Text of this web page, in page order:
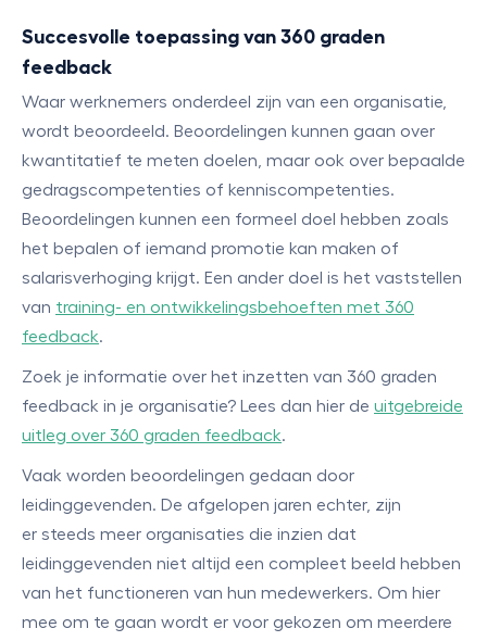
Succesvolle toepassing van 360 graden
feedback
Waar werknemers onderdeel zijn van een organisatie,
wordt beoordeeld. Beoordelingen kunnen gaan over
kwantitatief te meten doelen, maar ook over bepaalde
gedragscompetenties of kenniscompetenties.
Beoordelingen kunnen een formeel doel hebben zoals
het bepalen of iemand promotie kan maken of
salarisverhoging krijgt. Een ander doel is het vaststellen
van training- en ontwikkelingsbehoeften met 360
feedback.
Zoek je informatie over het inzetten van 360 graden
feedback in je organisatie? Lees dan hier de uitgebreide
uitleg over 360 graden feedback.
Vaak worden beoordelingen gedaan door
leidinggevenden. De afgelopen jaren echter, zijn
er steeds meer organisaties die inzien dat
leidinggevenden niet altijd een compleet beeld hebben
van het functioneren van hun medewerkers. Om hier
mee om te gaan wordt er voor gekozen om meerdere